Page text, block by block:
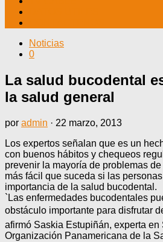
Noticias
0
La salud bucodental
la salud general
por admin · 22 marzo, 2013
Los expertos señalan que es un
con buenos hábitos y chequeos
prevenir la mayoría de problemas
más fácil que suceda si las
importancia de la salud bucodental.
`Las enfermedades bucodentales
obstáculo importante para disfrutar
afirmó Saskia Estupiñán, experta
Organización Panamericana de la